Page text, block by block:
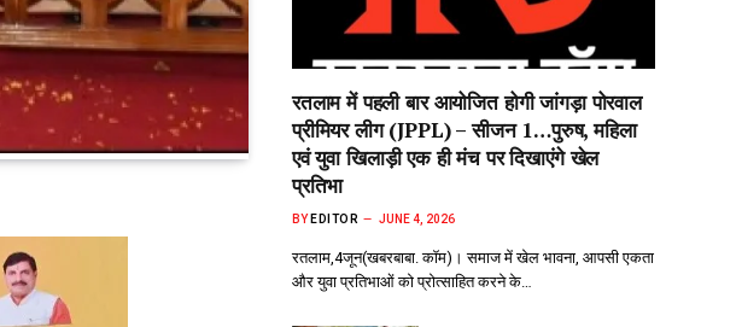
रतलाम में पहली बार आयोजित होगी जांगड़ा पोरवाल
प्रीमियर लीग (JPPL) – सीजन 1…पुरुष, महिला
एवं युवा खिलाड़ी एक ही मंच पर दिखाएंगे खेल
प्रतिभा
BY EDITOR JUNE 4, 2026
रतलाम,4जून(खबरबाबा. कॉम)। समाज में खेल भावना, आपसी एकता
और युवा प्रतिभाओं को प्रोत्साहित करने के…